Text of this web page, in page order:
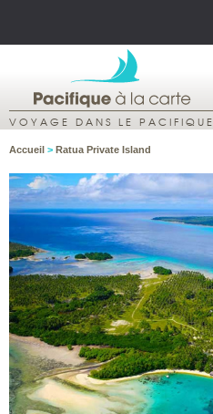
VOYAGE DANS LE PACIFIQUE
Accueil > Ratua Private Island